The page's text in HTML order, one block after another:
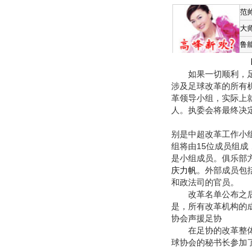
范
大
鲁
如果一切顺利，足
涉及足球改革的所有
革领导小组，实际上
人。执委会将最终决
别是中超改革工作小
组将由15位成员组成
是小组成员。俱乐部
庆力帆。外部成员包
和政法司的官员。
改革名单公布之后
是，所有改革机构的
协会声援足协
在足协的改革整体
球协会的秘书长参加